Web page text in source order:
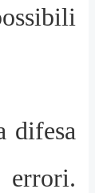
difesa